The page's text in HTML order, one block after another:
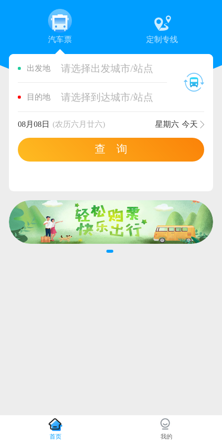
汽车票 定制专线
出发地 请选择出发城市/站点
目的地 请选择到达城市/站点
08月08日 (农历六月廿六) 星期六 今天
查 询
首页 我的